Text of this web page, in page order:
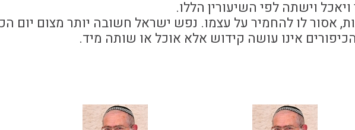
וישתה לפי השיעורין הללו.
אסור לו להחמיר על עצמו. נפש ישראל חשובה יותר מצום יום
אינו עושה קידוש אלא אוכל או שותה מיד.